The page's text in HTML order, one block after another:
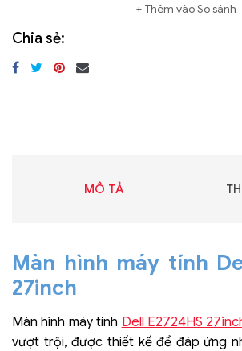
Thêm vào So sánh
Chia sẻ:
MÔ TẢ
Màn hình máy tính
27inch
Màn hình máy tính Dell E2724HS
vượt trội, được thiết kế để đáp ứng